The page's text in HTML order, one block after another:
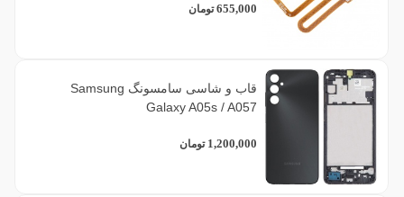
655,000 تومان
قاب و شاسی سامسونگ Samsung
Galaxy A05s / A057
1,200,000 تومان